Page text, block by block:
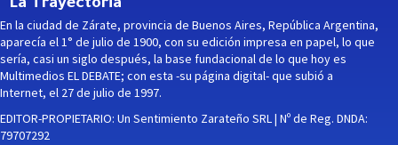
La Trayectoria
En la ciudad de Zárate, provincia de Buenos Aires, República Argentina,
aparecía el 1° de julio de 1900, con su edición impresa en papel, lo que
sería, casi un siglo después, la base fundacional de lo que hoy es
Multimedios EL DEBATE; con esta -su página digital- que subió a
Internet, el 27 de julio de 1997.
EDITOR-PROPIETARIO: Un Sentimiento Zarateño SRL | Nº de Reg. DNDA:
79707292